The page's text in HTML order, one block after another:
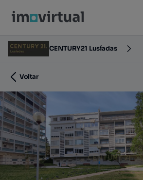
CENTURY21 Lusíadas
Voltar